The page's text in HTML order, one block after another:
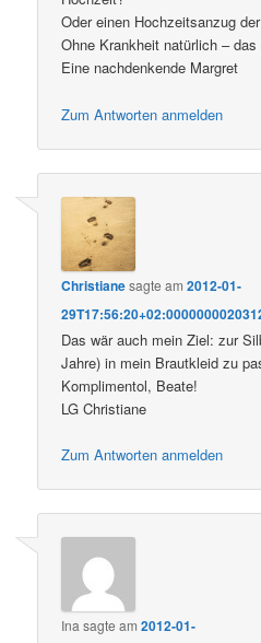
Oder einen Hochzeitsanzug
Ohne Krankheit natürlich –
Eine nachdenkende Margret
Zum Antworten anmelden
Christianesagte am2012-01-
Das wär auch mein Ziel: zur
Jahre) in mein Brautkleid zu
Komplimentol, Beate!
LG Christiane
Zum Antworten anmelden
Ina sagte am2012-01-